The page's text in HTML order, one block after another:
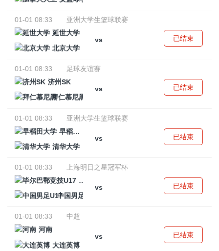
01-01 08:33
亚洲大学生篮球联赛
延世大学
vs
北京大学
已结束
01-01 08:33
足球友谊赛
济州SK
vs
拜仁慕尼黑
已结束
01-01 08:33
亚洲大学生篮球联赛
早稻田大学
vs
清华大学
已结束
01-01 08:33
上海明日之星冠军杯
毕尔巴鄂竞技U17
vs
中国男足U17
已结束
01-01 08:33
中超
河南
vs
大连英博
已结束